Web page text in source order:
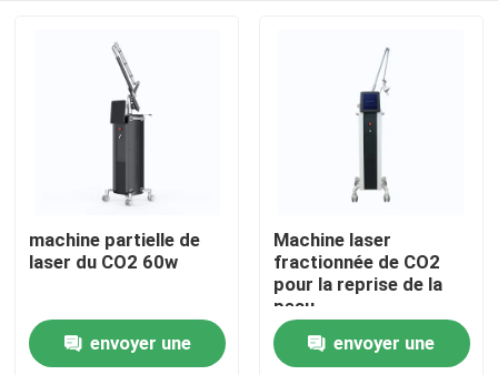
Maison
Vidéos
machine partielle de
laser du CO2 60w
envoyer une
Machine laser
fractionnée de CO2
pour la reprise de la
peau
envoyer une